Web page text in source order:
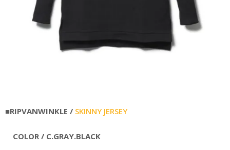
■RIPVANWINKLE / SKINNY JERSEY
COLOR / C.GRAY.BLACK